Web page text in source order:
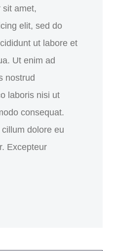
sit amet,
elit, sed do
ut labore et
Ut enim ad
nostrud
laboris nisi ut
consequat.
dolore eu
Excepteur